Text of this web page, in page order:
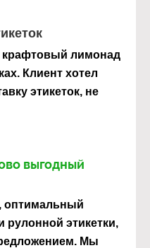
крафтовый лимонад
Клиент хотел
этикеток, не
выгодный
оптимальный
рулонной этикетки,
Мы